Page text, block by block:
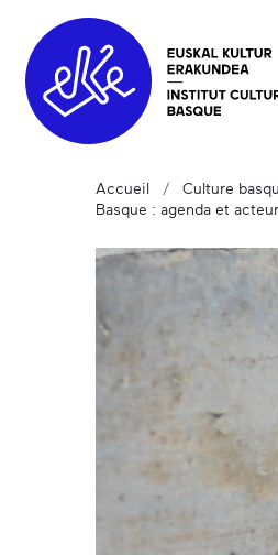
Accueil Culture
Basque : agenda et